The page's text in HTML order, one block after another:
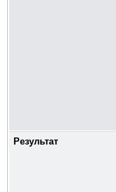
Результат